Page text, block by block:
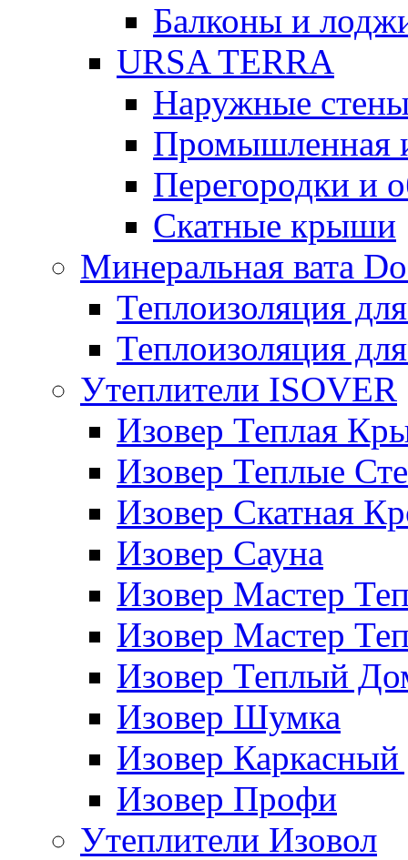
Балконы и
URSA TERRA
Наружные
Промышленная
Перегородки и
Скатные крыши
Минеральная вата
Теплоизоляция
Теплоизоляция
Утеплители ISOVER
Изовер Теплая
Изовер Теплые
Изовер Скатная
Изовер Сауна
Изовер Мастер
Изовер Мастер
Изовер Теплый
Изовер Шумка
Изовер
Изовер Профи
Утеплители Изовол